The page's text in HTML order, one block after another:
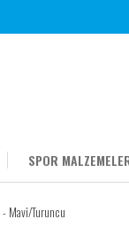
SPOR
Mavi/Turuncu